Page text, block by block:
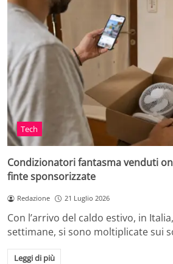
Tech
Condizionatori fantasma venduti
finte sponsorizzate
Redazione 21 Luglio 2026
Con l’arrivo del caldo estivo, in
settimane, si sono moltiplicate sui
Leggi di più